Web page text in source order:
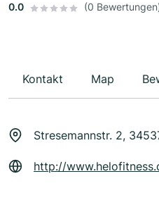
0.0 (0
Kontakt Map
Stresemannstr. 2,
http://